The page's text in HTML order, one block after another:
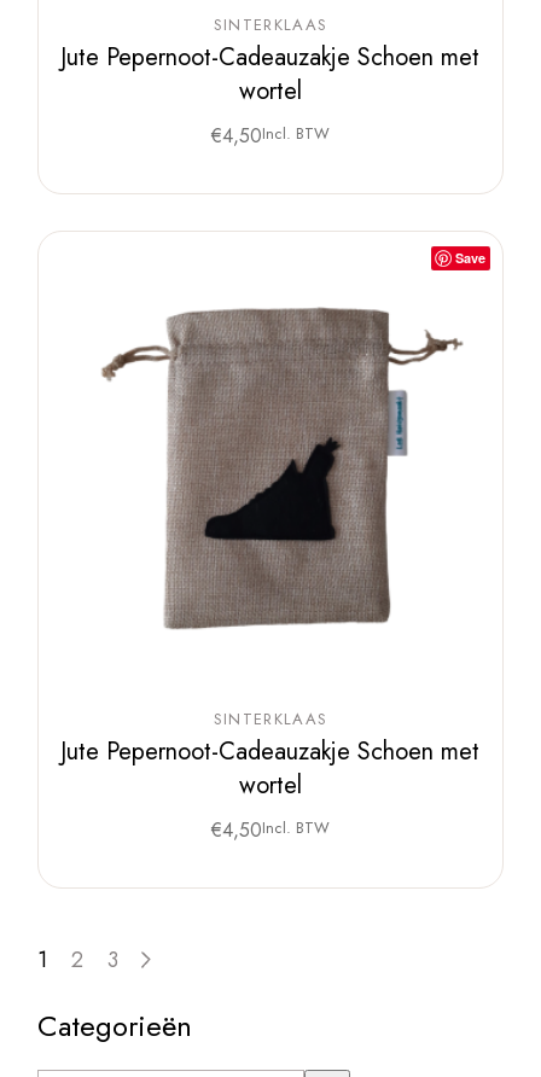
SINTERKLAAS
Jute Pepernoot-Cadeauzakje Schoen met
wortel
€4,50Incl. BTW
Save
SINTERKLAAS
Jute Pepernoot-Cadeauzakje Schoen met
wortel
€4,50Incl. BTW
1 2 3
Categorieën